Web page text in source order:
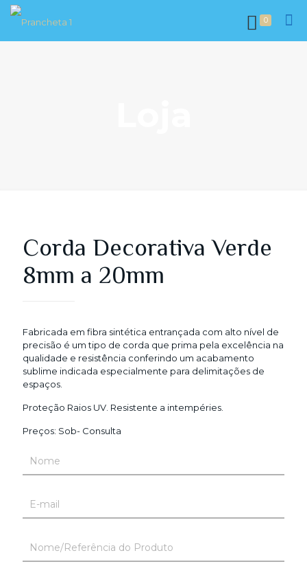
0
Corda Decorativa Verde
8mm a 20mm
Fabricada em fibra sintética entrançada com alto nível de
precisão é um tipo de corda que prima pela excelência na
qualidade e resistência conferindo um acabamento
sublime indicada especialmente para delimitações de
espaços.
Proteção Raios UV. Resistente a intempéries.
Preços: Sob- Consulta